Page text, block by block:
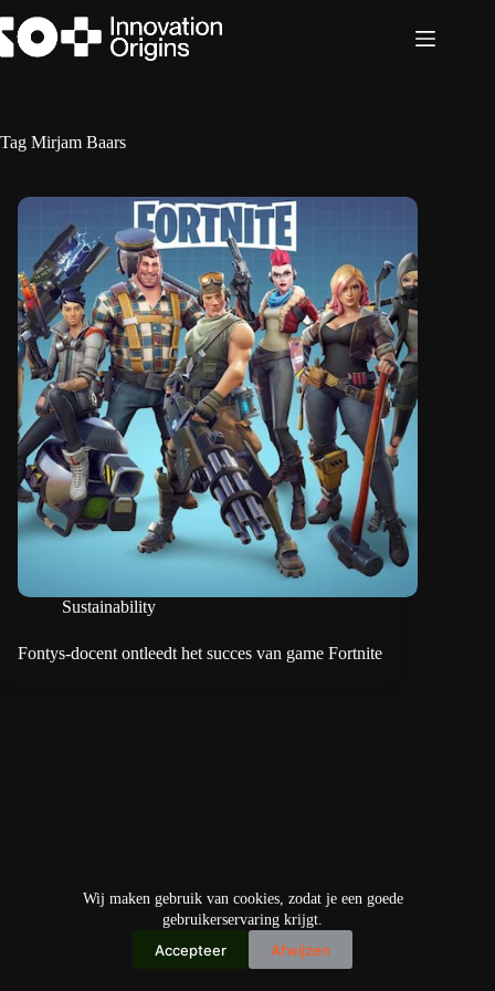
naar
de
Wij maken gebruik van cookies, zodat je een goede
gebruikerservaring krijgt.
Accepteer Afwijzen
Tag Mirjam Baars
Sustainability
Fontys-docent ontleedt het succes van game Fortnite